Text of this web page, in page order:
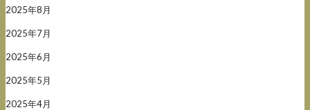
2025年8月
2025年7月
2025年6月
2025年5月
2025年4月